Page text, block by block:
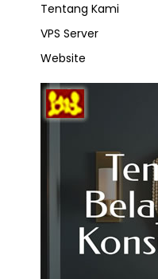
Tentang Kami
VPS Server
Website